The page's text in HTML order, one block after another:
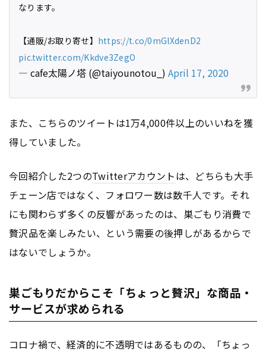
なります。
【通販/お取り寄せ】 https://t.co/0mGlXdenD2
pic.twitter.com/Kkdve3ZegO
— cafe太陽ノ塔 (@taiyounotou_) April 17, 2020
また、こちらのツイートは1万4,000件以上のいいねを獲
得していました。
今回紹介した2つのTwitterアカウントは、どちらも大手
チェーン店ではなく、フォロワー数は数千人です。それ
にも関わらず多くの反響があったのは、巣ごもり消費で
贅沢品を楽しみたい、という需要の後押しがあるからで
はないでしょうか。
巣ごもりだからこそ「ちょっと贅沢」な商品・
サービスが求められる
コロナ禍で、経済的に不透明ではあるものの、「ちょっ